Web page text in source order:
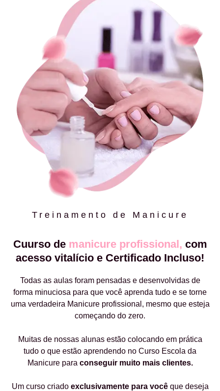
Treinamento de Manicure
Cuurso de manicure profissional, com
acesso vitalício e Certificado Incluso!
Todas as aulas foram pensadas e desenvolvidas de
forma minuciosa para que você aprenda tudo e se torne
uma verdadeira Manicure profissional, mesmo que esteja
começando do zero.
Muitas de nossas alunas estão colocando em prática
tudo o que estão aprendendo no Curso Escola da
Manicure para conseguir muito mais clientes.
Um curso criado exclusivamente para vocêque deseja